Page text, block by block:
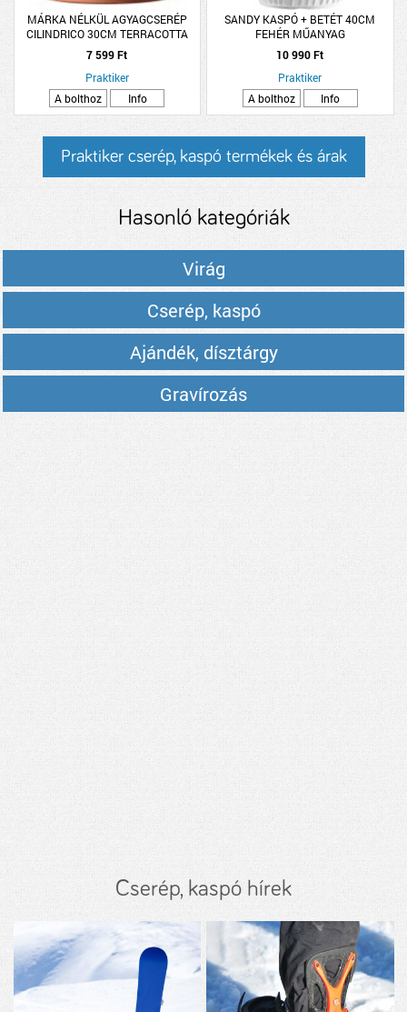
MÁRKA NÉLKÜL AGYAGCSERÉP
CILINDRICO 30CM TERRACOTTA
7 599 Ft
Praktiker
A bolthoz
Info
SANDY KASPÓ + BETÉT 40CM
FEHÉR MŰANYAG
10 990 Ft
Praktiker
A bolthoz
Info
Praktiker cserép, kaspó termékek és árak
Hasonló kategóriák
Virág
Cserép, kaspó
Ajándék, dísztárgy
Gravírozás
Cserép, kaspó hírek